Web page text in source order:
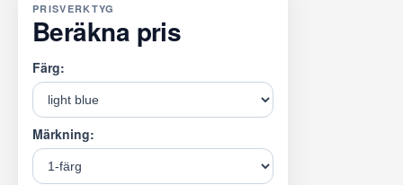
PRISVERKTYG
Beräkna pris
Färg:
Märkning: